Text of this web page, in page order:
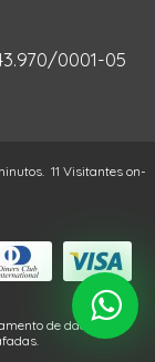
0001-05
11 Visitantes on-
de dados. As